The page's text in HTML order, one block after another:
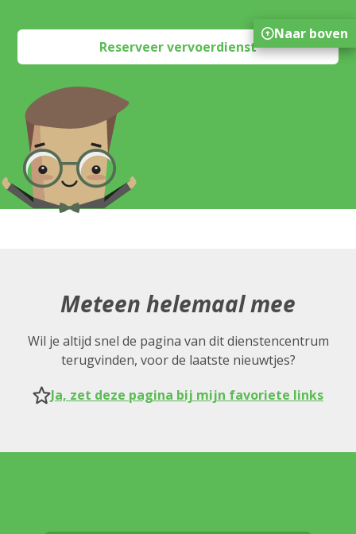
Reserveer vervoerdienst
Meteen helemaal mee
Wil je altijd snel de pagina van dit dienstencentrum
terugvinden, voor de laatste nieuwtjes?
Ja, zet deze pagina bij mijn favoriete links
Naar boven